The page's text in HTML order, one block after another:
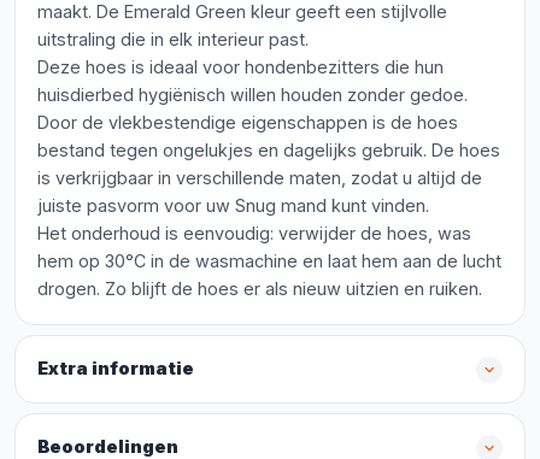
maakt. De Emerald Green kleur geeft een stijlvolle
uitstraling die in elk interieur past.
Deze hoes is ideaal voor hondenbezitters die hun
huisdierbed hygiënisch willen houden zonder gedoe.
Door de vlekbestendige eigenschappen is de hoes
bestand tegen ongelukjes en dagelijks gebruik. De hoes
is verkrijgbaar in verschillende maten, zodat u altijd de
juiste pasvorm voor uw Snug mand kunt vinden.
Het onderhoud is eenvoudig: verwijder de hoes, was
hem op 30°C in de wasmachine en laat hem aan de lucht
drogen. Zo blijft de hoes er als nieuw uitzien en ruiken.
Extra informatie
Beoordelingen